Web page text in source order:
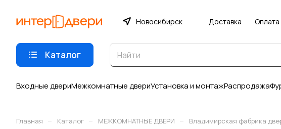
Новосибирск Доставка Оплата
Каталог
Входные двериМежкомнатные двериУстановка и монтажРаспродажа
Главная – Каталог – МЕЖКОМНАТНЫЕ ДВЕРИ – Владимирская фабрика